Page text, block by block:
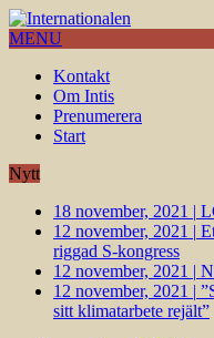
MENU
Kontakt
Om Intis
Prenumerera
Start
Nytt
18 november, 2021 |
12 november, 2021 |
riggad S-kongress
12 november, 2021 |
12 november, 2021 |
sitt klimatarbete rejält”